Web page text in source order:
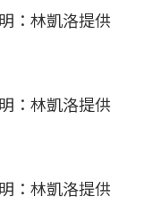
：林凱洛提供
：林凱洛提供
：林凱洛提供